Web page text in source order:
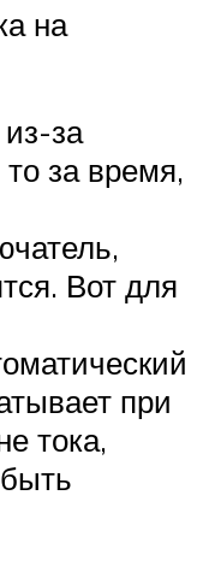
на
за
за время,
Вот для
при
тока,